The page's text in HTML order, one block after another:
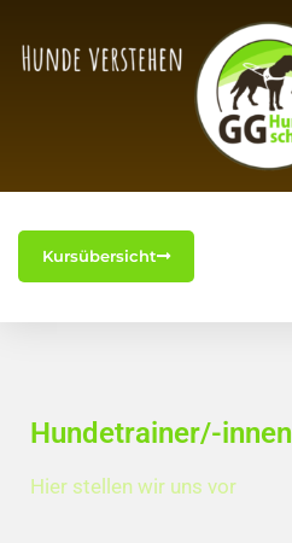
Kursübersicht
Hundetrainer/-innen
Hier stellen wir uns vor